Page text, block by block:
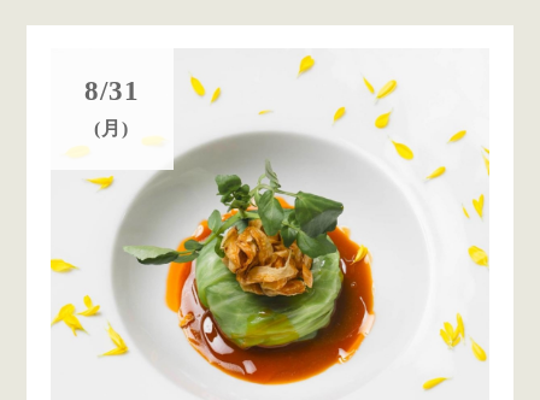
8/31
(月)